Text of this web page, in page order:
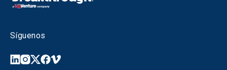
Síguenos